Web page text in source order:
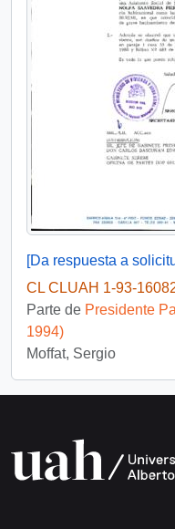
[Da respuesta a
CL CLUAH 1-93-
Parte de Presidente
1994)
Moffat, Sergio